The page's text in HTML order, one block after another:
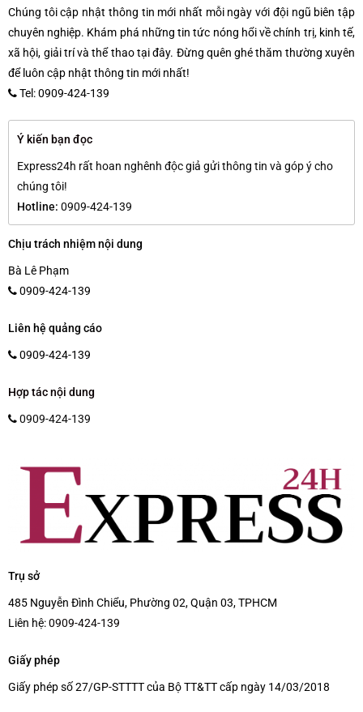
Chúng tôi cập nhật thông tin mới nhất mỗi ngày với đội ngũ biên tập
chuyên nghiệp. Khám phá những tin tức nóng hổi về chính trị, kinh tế,
xã hội, giải trí và thể thao tại đây. Đừng quên ghé thăm thường xuyên
để luôn cập nhật thông tin mới nhất!
Tel: 0909-424-139
Ý kiến bạn đọc
Express24h rất hoan nghênh độc giả gửi thông tin và góp ý cho
chúng tôi!
Hotline: 0909-424-139
Chịu trách nhiệm nội dung
Bà Lê Phạm
0909-424-139
Liên hệ quảng cáo
0909-424-139
Hợp tác nội dung
0909-424-139
Trụ sở
485 Nguyễn Đình Chiểu, Phường 02, Quận 03, TPHCM
Liên hệ:0909-424-139
Giấy phép
Giấy phép số 27/GP-STTTT của Bộ TT&TT cấp ngày 14/03/2018